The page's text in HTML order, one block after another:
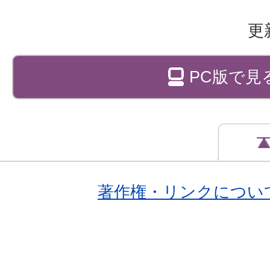
更
PC版で見
著作権・リンクについ